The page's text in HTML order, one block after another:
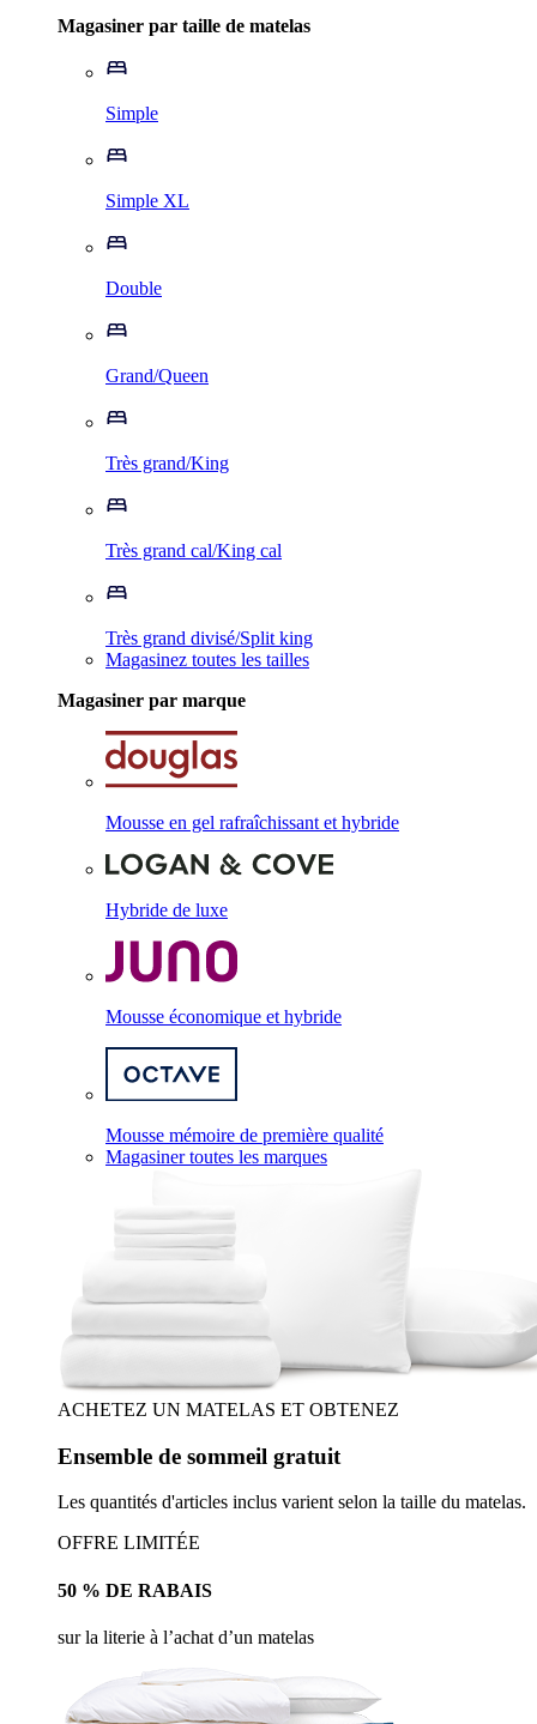
Magasiner par taille de matelas
Simple
Simple XL
Double
Grand/Queen
Très grand/King
Très grand cal/King cal
Très grand divisé/Split king
Magasinez toutes les tailles
Magasiner par marque
Mousse en gel rafraîchissant et hybride
Hybride de luxe
Mousse économique et hybride
Mousse mémoire de première qualité
Magasiner toutes les marques
ACHETEZ UN MATELAS ET OBTENEZ
Ensemble de sommeil gratuit
Les quantités d'articles inclus varient selon la taille du matelas.
OFFRE LIMITÉE
50 % DE RABAIS
sur la literie à l’achat d’un matelas